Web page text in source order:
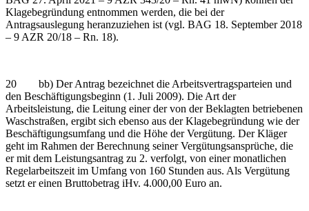
Klagebegründung entnommen werden, die bei der
Antragsauslegung heranzuziehen ist (vgl. BAG 18. September 2018
– 9 AZR 20/18 – Rn. 18).
20 bb) Der Antrag bezeichnet die Arbeitsvertragsparteien und
den Beschäftigungsbeginn (1. Juli 2009). Die Art der
Arbeitsleistung, die Leitung einer der von der Beklagten betriebenen
Waschstraßen, ergibt sich ebenso aus der Klagebegründung wie der
Beschäftigungsumfang und die Höhe der Vergütung. Der Kläger
geht im Rahmen der Berechnung seiner Vergütungsansprüche, die
er mit dem Leistungsantrag zu 2. verfolgt, von einer monatlichen
Regelarbeitszeit im Umfang von 160 Stunden aus. Als Vergütung
setzt er einen Bruttobetrag iHv. 4.000,00 Euro an.